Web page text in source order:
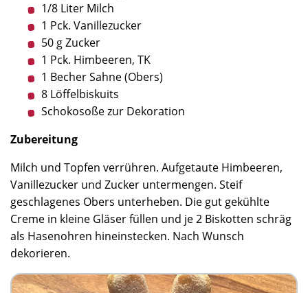
1/8 Liter Milch
1 Pck. Vanillezucker
50 g Zucker
1 Pck. Himbeeren, TK
1 Becher Sahne (Obers)
8 Löffelbiskuits
Schokosoße zur Dekoration
Zubereitung
Milch und Topfen verrühren. Aufgetaute Himbeeren,
Vanillezucker und Zucker untermengen. Steif
geschlagenes Obers unterheben. Die gut gekühlte
Creme in kleine Gläser füllen und je 2 Biskotten schräg
als Hasenohren hineinstecken. Nach Wunsch
dekorieren.